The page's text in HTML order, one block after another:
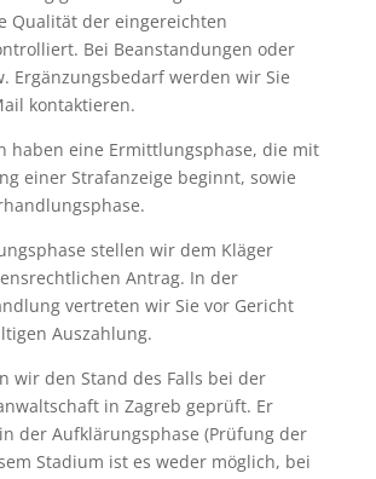
Qualität der eingereichten
Bei Beanstandungen oder
Ergänzungsbedarf werden wir Sie
kontaktieren.
haben eine Ermittlungsphase, die mit
einer Strafanzeige beginnt, sowie
stellen wir dem Kläger
Antrag. In der
vertreten wir Sie vor Gericht
Auszahlung.
wir den Stand des Falls bei der
in Zagreb geprüft. Er
der Aufklärungsphase (Prüfung der
Stadium ist es weder möglich, bei